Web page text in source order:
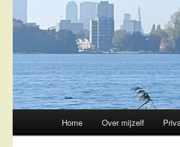
Skip
Home Over mijzelf